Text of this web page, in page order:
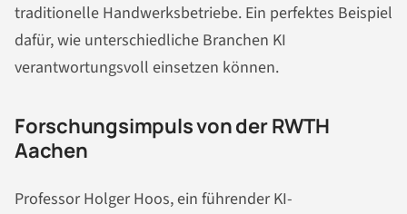
traditionelle Handwerksbetriebe. Ein perfektes Beispiel
dafür, wie unterschiedliche Branchen KI
verantwortungsvoll einsetzen können.
Forschungsimpuls von der RWTH
Aachen
Professor Holger Hoos, ein führender KI-